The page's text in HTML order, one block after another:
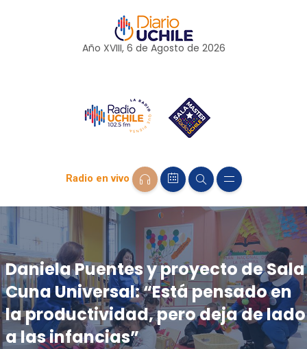
Año XVIII, 6 de Agosto de 2026
Radio en vivo
Daniela Puentes y proyecto de Sala
Cuna Universal: “Está pensado en
la productividad, pero deja de lado
a las infancias”